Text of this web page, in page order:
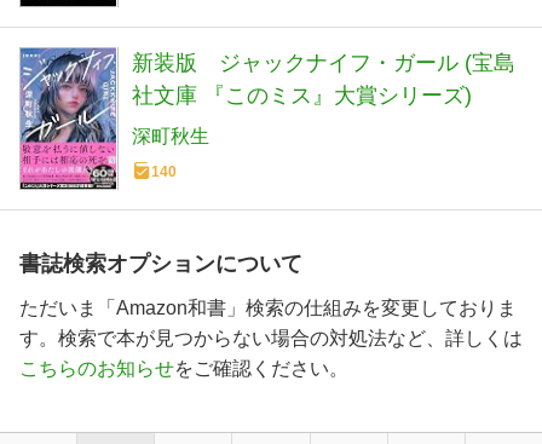
新装版 ジャックナイフ・ガール (宝島
社文庫 『このミス』大賞シリーズ)
深町秋生
140
書誌検索オプションについて
ただいま「Amazon和書」検索の仕組みを変更しておりま
す。検索で本が見つからない場合の対処法など、詳しくは
こちらのお知らせをご確認ください。